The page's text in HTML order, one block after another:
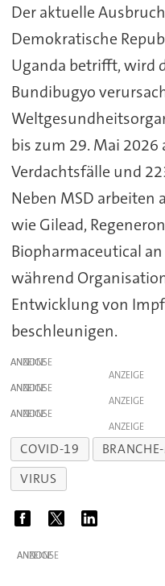
Der aktuelle
Demokratische
Uganda betrifft, wird
Bundibugyo
bis zum 29. Mai 2026
Verdachtsfälle und
Neben MSD arbeiten
wie Gilead,
Biopharmaceutical
während
Entwicklung von
beschleunigen.
ANZEIGE
ANZEIGE
ANZEIGE
ANZEIGE
ANZEIGE
ANZEIGE
COVID-19
VIRUS
ANZEIGE